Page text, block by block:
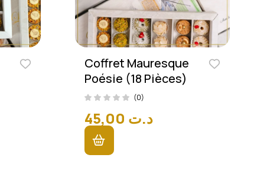
Coffret Mauresque
Poésie (18 Pièces)
(0)
د.ت